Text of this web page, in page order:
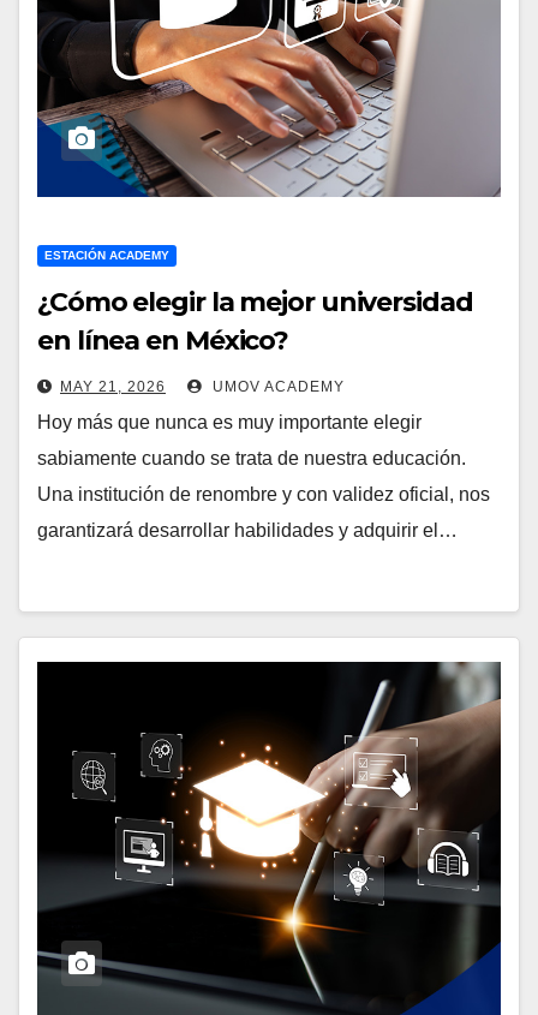
ESTACIÓN ACADEMY
¿Cómo elegir la mejor universidad
en línea en México?
MAY 21, 2026 UMOV ACADEMY
Hoy más que nunca es muy importante elegir
sabiamente cuando se trata de nuestra educación.
Una institución de renombre y con validez oficial, nos
garantizará desarrollar habilidades y adquirir el…